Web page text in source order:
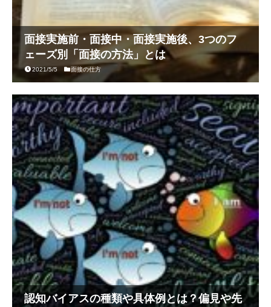
面接実施前・面接中・面接実施後、3つのフ
ェーズ別「面接の方法」とは
2021/5/5 面接の仕方
認知バイアスの種類や具体例とは？偏見や先